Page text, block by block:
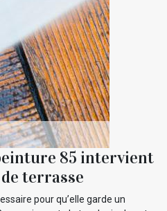
85 intervient
terrasse
pour qu’elle garde un